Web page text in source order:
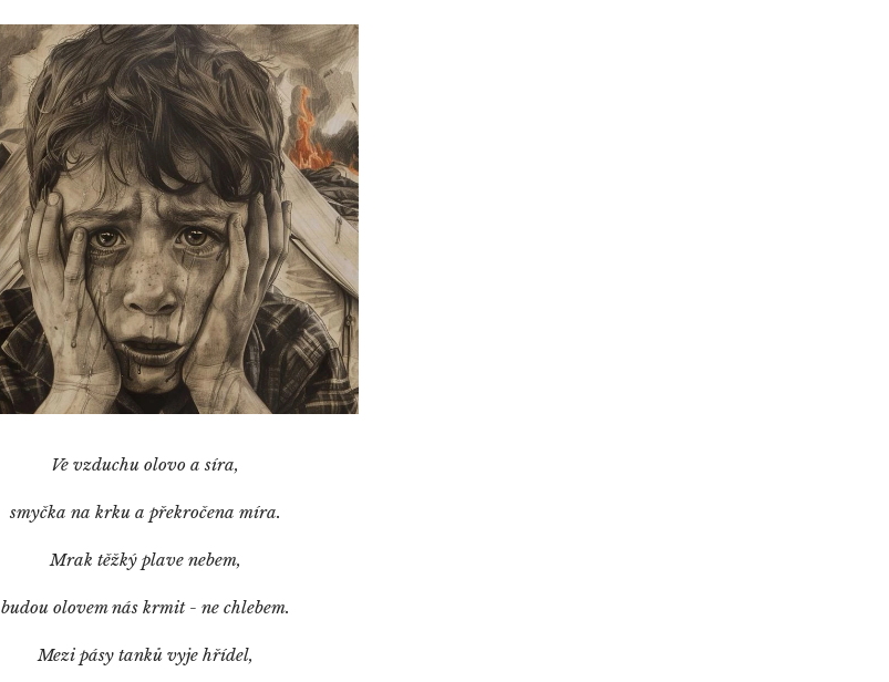
Ve vzduchu olovo a síra,
smyčka na krku a překročena míra.
Mrak těžký plave nebem,
budou olovem nás krmit - ne chlebem.
Mezi pásy tanků vyje hřídel,